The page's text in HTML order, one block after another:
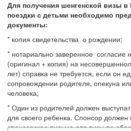
Для получения шенгенской визы
поездки с детьми необходимо
документы:
* копия свидетельства о рождении;
* нотариально заверенное согласие
(оригинал + копия) на
лет) справка не требуется, если он
сопровождении родителя, опекуна
человека;
* Один из родителей должен
для своего ребенка. Спонсор должен
спонсорское письмо для визы по